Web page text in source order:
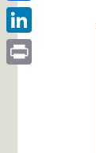
Facebook
LinkedIn